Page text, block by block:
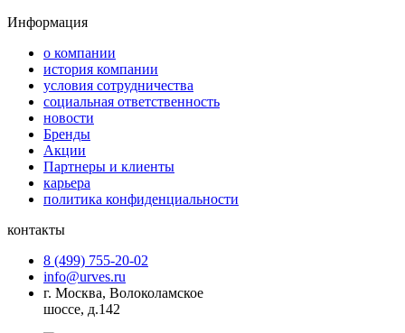
Информация
о компании
история компании
условия сотрудничества
социальная ответственность
новости
Бренды
Акции
Партнеры и клиенты
карьера
политика конфиденциальности
контакты
8 (499) 755-20-02
info@urves.ru
г. Москва, Волоколамское
шоссе, д.142